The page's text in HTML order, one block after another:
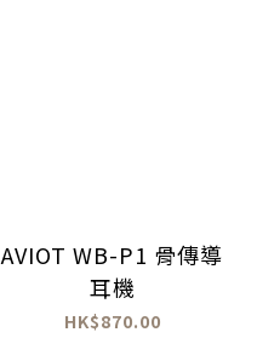
AVIOT WB-P1 骨傳導
耳機
HK$870.00